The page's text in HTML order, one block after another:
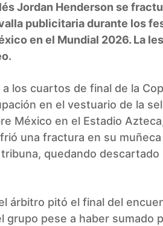
Jordan Henderson se
publicitaria durante los
en el Mundial 2026. La
los cuartos de final de la
en el vestuario de la
México en el Estadio
una fractura en su
quedando descartado
árbitro pitó el final del
grupo pese a haber sumado